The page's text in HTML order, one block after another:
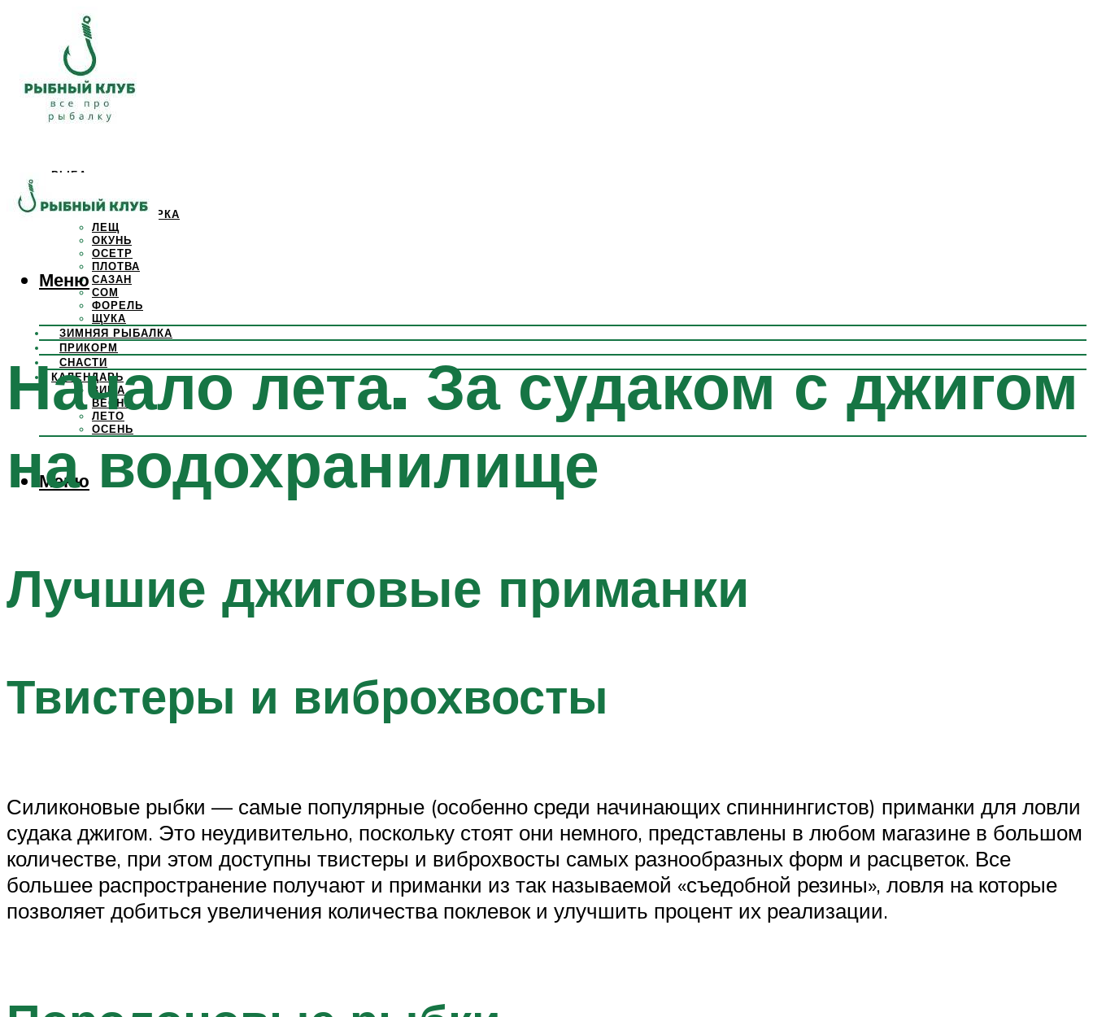
РЫБА
КАРП
КРАСНОПЕРКА
ЛЕЩ
ОКУНЬ
ОСЕТР
ПЛОТВА
САЗАН
СОМ
ФОРЕЛЬ
ЩУКА
ЗИМНЯЯ РЫБАЛКА
ПРИКОРМ
СНАСТИ
КАЛЕНДАРЬ
ЗИМА
ВЕСНА
ЛЕТО
ОСЕНЬ
Меню
Меню
Начало лета. За судаком с джигом
на водохранилище
Лучшие джиговые приманки
Твистеры и виброхвосты
Силиконовые рыбки — самые популярные (особенно среди начинающих спиннингистов) приманки для ловли
судака джигом. Это неудивительно, поскольку стоят они немного, представлены в любом магазине в большом
количестве, при этом доступны твистеры и виброхвосты самых разнообразных форм и расцветок. Все
большее распространение получают и приманки из так называемой «съедобной резины», ловля на которые
позволяет добиться увеличения количества поклевок и улучшить процент их реализации.